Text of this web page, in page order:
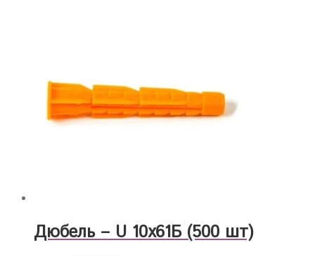
Дюбель – U 10х61Б (500 шт)